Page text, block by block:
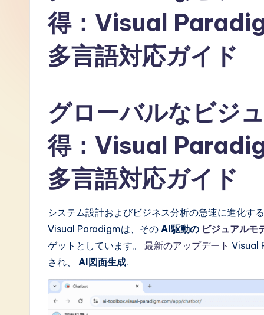
A得：Visual
多言語対応ガイド
グローバルなビジ
得：Visual
多言語対応ガイド
システム設計およびビジネス分析の急速に進化す
Visual Paradigmは、その AI駆動の ビジュアルモ
ゲットとしています。 最新のアップデート Visual
され、 AI図面生成.